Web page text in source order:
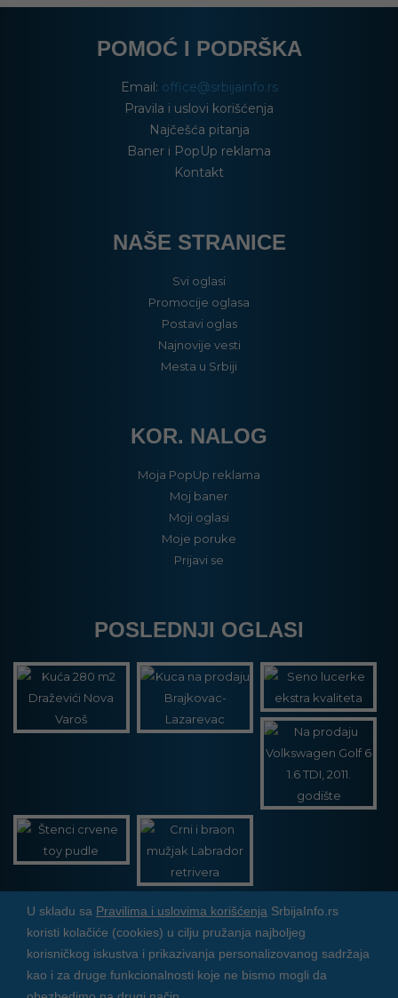
POMOĆ I PODRŠKA
Email: office@srbijainfo.rs
Pravila i uslovi korišćenja
Najčešća pitanja
Baner i PopUp reklama
Kontakt
NAŠE STRANICE
Svi oglasi
Promocije oglasa
Postavi oglas
Najnovije vesti
Mesta u Srbiji
KOR. NALOG
Moja PopUp reklama
Moj baner
Moji oglasi
Moje poruke
Prijavi se
POSLEDNJI OGLASI
Srbija Info©2026. Sva prava zadržana. Pogledajte i
pozarevacinfo.rs
U skladu sa Pravilima i uslovima korišćenja SrbijaInfo.rs
koristi kolačiće (cookies) u cilju pružanja najboljeg
korisničkog iskustva i prikazivanja personalizovanog sadržaja
kao i za druge funkcionalnosti koje ne bismo mogli da